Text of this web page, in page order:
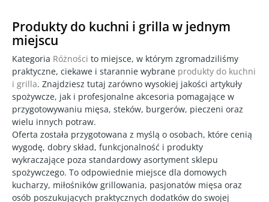
Produkty do kuchni i grilla w jednym
miejscu
Kategoria Różności to miejsce, w którym zgromadziliśmy
praktyczne, ciekawe i starannie wybrane produkty do kuchni
i grilla. Znajdziesz tutaj zarówno wysokiej jakości artykuły
spożywcze, jak i profesjonalne akcesoria pomagające w
przygotowywaniu mięsa, steków, burgerów, pieczeni oraz
wielu innych potraw.
Oferta została przygotowana z myślą o osobach, które cenią
wygodę, dobry skład, funkcjonalność i produkty
wykraczające poza standardowy asortyment sklepu
spożywczego. To odpowiednie miejsce dla domowych
kucharzy, miłośników grillowania, pasjonatów mięsa oraz
osób poszukujących praktycznych dodatków do swojej